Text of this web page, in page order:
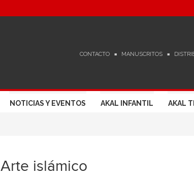
CONTACTO MANUSCRITOS
NOTICIAS Y EVENTOS AKAL INFANTIL AKAL
Arte islámico